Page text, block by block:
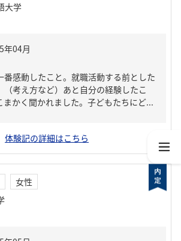
大学
番感動したこと。就職活動する前とした
（考え方など）あと自分の経験したこ
まかく聞かれました。子どもたちにど...
体験記の詳細はこちら
女性